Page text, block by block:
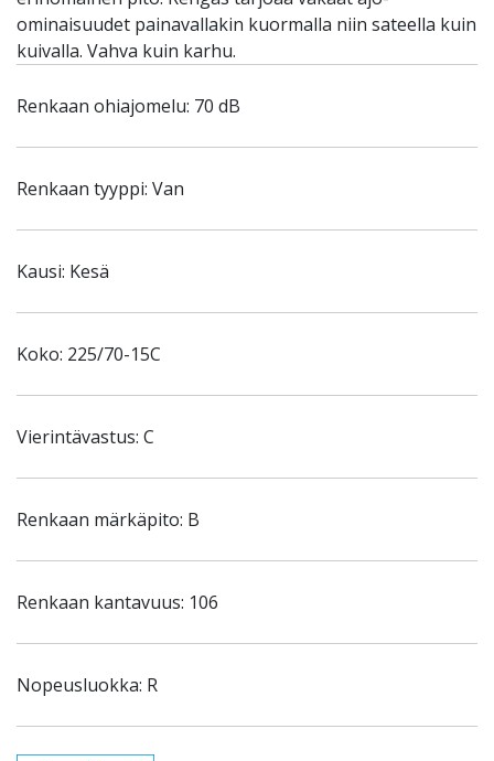
ominaisuudet painavallakin kuormalla niin sateella kuin
kuivalla. Vahva kuin karhu.
Renkaan ohiajomelu: 70 dB
Renkaan tyyppi: Van
Kausi: Kesä
Koko: 225/70-15C
Vierintävastus: C
Renkaan märkäpito: B
Renkaan kantavuus: 106
Nopeusluokka: R